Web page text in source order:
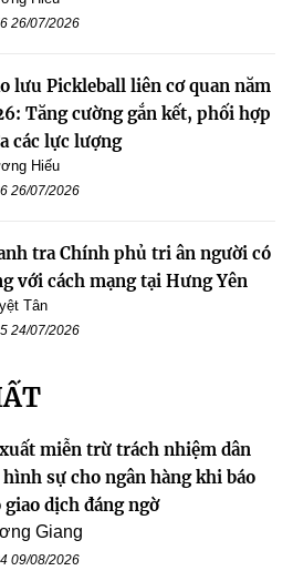
26/07/2026
lưu Pickleball liên cơ quan năm
Tăng cường gắn kết, phối hợp
các lực lượng
Hiếu
26/07/2026
tra Chính phủ tri ân người có
với cách mạng tại Hưng Yên
Tân
24/07/2026
miễn trừ trách nhiệm dân
sự cho ngân hàng khi báo
giao dịch đáng ngờ
Giang
09/08/2026